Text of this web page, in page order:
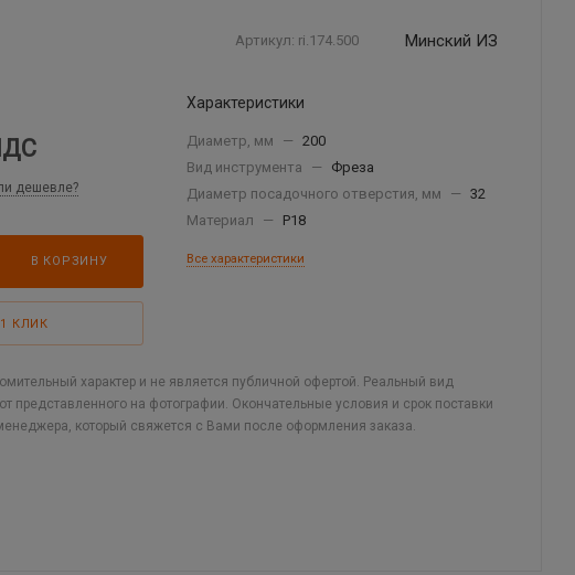
Артикул: ri.174.500 Минский ИЗ
дешевле?
В КОРЗИНУ
КЛИК
Характеристики
Диаметр, мм — 200
Вид инструмента
—
Фреза
Диаметр посадочного отверстия, мм
— 32
Материал
— Р18
Все характеристики
характер и не является публичной офертой. Реальный вид
представленного на фотографии. Окончательные условия и срок поставки
который свяжется с Вами после оформления заказа.